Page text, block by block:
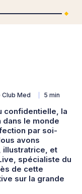
Club Med 5 min
confidentielle, la
le monde
par soi-
avons
illustratrice, et
spécialiste du
de cette
sur la grande